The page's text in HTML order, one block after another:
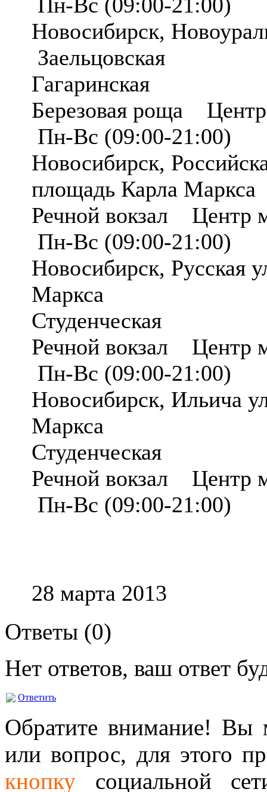
Новосибирск,
Заельцовская
Гагаринская
Березовая роща
Пн-Вс (09:00-21:00)
Новосибирск,
площадь Карла Маркса
Речной вокзал Центр
Пн-Вс (09:00-21:00)
Новосибирск,
Маркса
Студенческая
Речной вокзал Центр
Пн-Вс (09:00-21:00)
Новосибирск, Ильича
Маркса
Студенческая
Речной вокзал Центр
Пн-Вс (09:00-21:00)
28 марта 2013
Ответы (0)
Нет ответов, ваш ответ
Ответить
Обратите внимание! Вы
или вопрос, для этого
кнопку социальной